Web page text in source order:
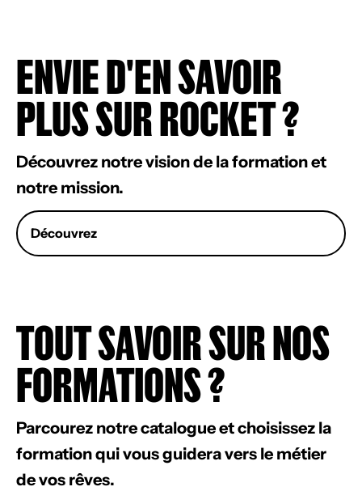
ENVIE D'EN SAVOIR
PLUS SUR ROCKET ?
Découvrez notre vision de la formation et
notre mission.
Découvrez
TOUT SAVOIR SUR NOS
FORMATIONS ?
Parcourez notre catalogue et choisissez la
formation qui vous guidera vers le métier
de vos rêves.